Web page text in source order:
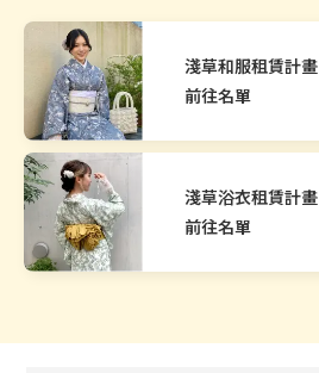
淺草和服租賃計畫
前往名單
淺草浴衣租賃計畫
前往名單